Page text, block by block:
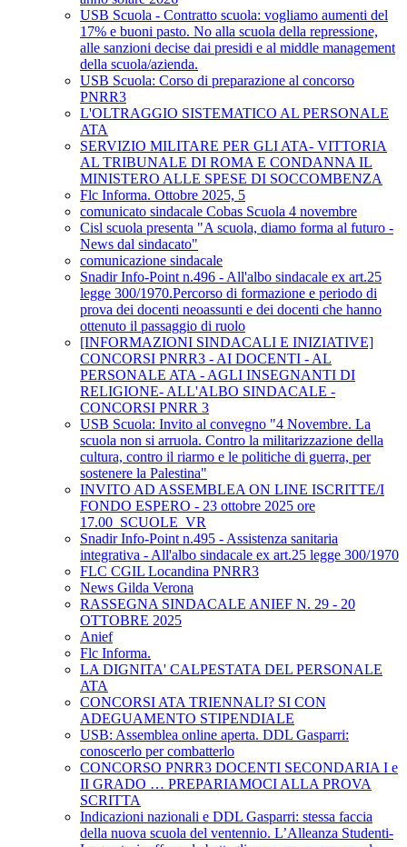
USB Scuola - Contratto scuola: vogliamo aumenti del
17% e buoni pasto. No alla scuola della repressione,
alle sanzioni decise dai presidi e al middle management
della scuola/azienda.
USB Scuola: Corso di preparazione al concorso
PNRR3
L'OLTRAGGIO SISTEMATICO AL PERSONALE
ATA
SERVIZIO MILITARE PER GLI ATA- VITTORIA
AL TRIBUNALE DI ROMA E CONDANNA IL
MINISTERO ALLE SPESE DI SOCCOMBENZA
Flc Informa. Ottobre 2025, 5
comunicato sindacale Cobas Scuola 4 novembre
Cisl scuola presenta "A scuola, diamo forma al futuro -
News dal sindacato"
comunicazione sindacale
Snadir Info-Point n.496 - All'albo sindacale ex art.25
legge 300/1970.Percorso di formazione e periodo di
prova dei docenti neoassunti e dei docenti che hanno
ottenuto il passaggio di ruolo
[INFORMAZIONI SINDACALI E INIZIATIVE]
CONCORSI PNRR3 - AI DOCENTI - AL
PERSONALE ATA - AGLI INSEGNANTI DI
RELIGIONE- ALL'ALBO SINDACALE -
CONCORSI PNRR 3
USB Scuola: Invito al convegno "4 Novembre. La
scuola non si arruola. Contro la militarizzazione della
cultura, contro il riarmo e le politiche di guerra, per
sostenere la Palestina"
INVITO AD ASSEMBLEA ON LINE ISCRITTE/I
FONDO ESPERO - 23 ottobre 2025 ore
17.00_SCUOLE_VR
Snadir Info-Point n.495 - Assistenza sanitaria
integrativa - All'albo sindacale ex art.25 legge 300/1970
FLC CGIL Locandina PNRR3
News Gilda Verona
RASSEGNA SINDACALE ANIEF N. 29 - 20
OTTOBRE 2025
Anief
Flc Informa.
LA DIGNITA' CALPESTATA DEL PERSONALE
ATA
CONCORSI ATA TRIENNALI? SI CON
ADEGUAMENTO STIPENDIALE
USB: Assemblea online aperta. DDL Gasparri:
conoscerlo per combatterlo
CONCORSO PNRR3 DOCENTI SECONDARIA I e
II GRADO … PREPARIAMOCI ALLA PROVA
SCRITTA
Indicazioni nazionali e DDL Gasparri: stessa faccia
della nuova scuola del ventennio. L’Alleanza Studenti-